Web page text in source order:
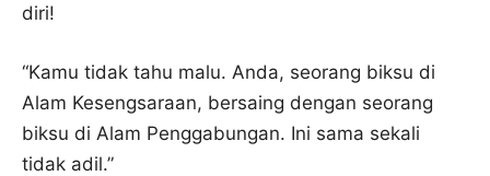
diri!
“Kamu tidak tahu malu. Anda, seorang biksu di
Alam Kesengsaraan, bersaing dengan seorang
biksu di Alam Penggabungan. Ini sama sekali
tidak adil.”